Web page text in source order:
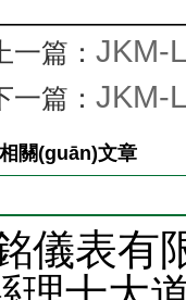
上一篇： JKM-
一篇： JKM-
相關(guān)文章
儀表有